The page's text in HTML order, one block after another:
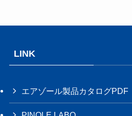
LINK
エアゾール製品カタログPDF